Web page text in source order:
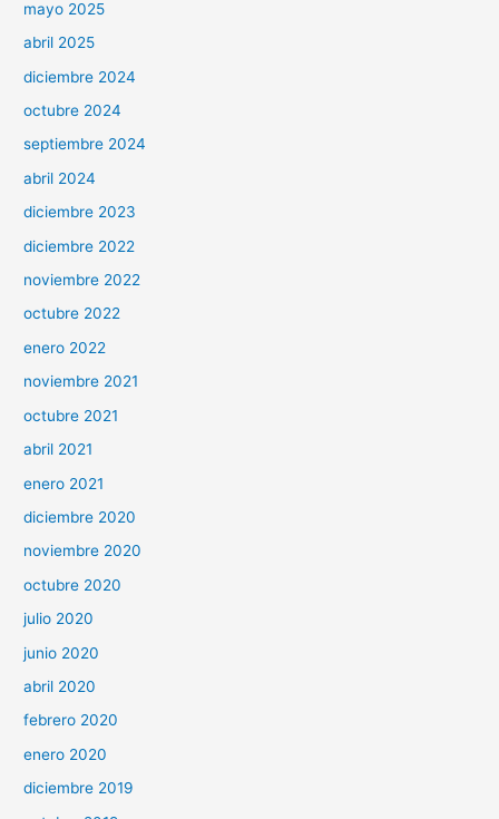
mayo 2025
abril 2025
diciembre 2024
octubre 2024
septiembre 2024
abril 2024
diciembre 2023
diciembre 2022
noviembre 2022
octubre 2022
enero 2022
noviembre 2021
octubre 2021
abril 2021
enero 2021
diciembre 2020
noviembre 2020
octubre 2020
julio 2020
junio 2020
abril 2020
febrero 2020
enero 2020
diciembre 2019